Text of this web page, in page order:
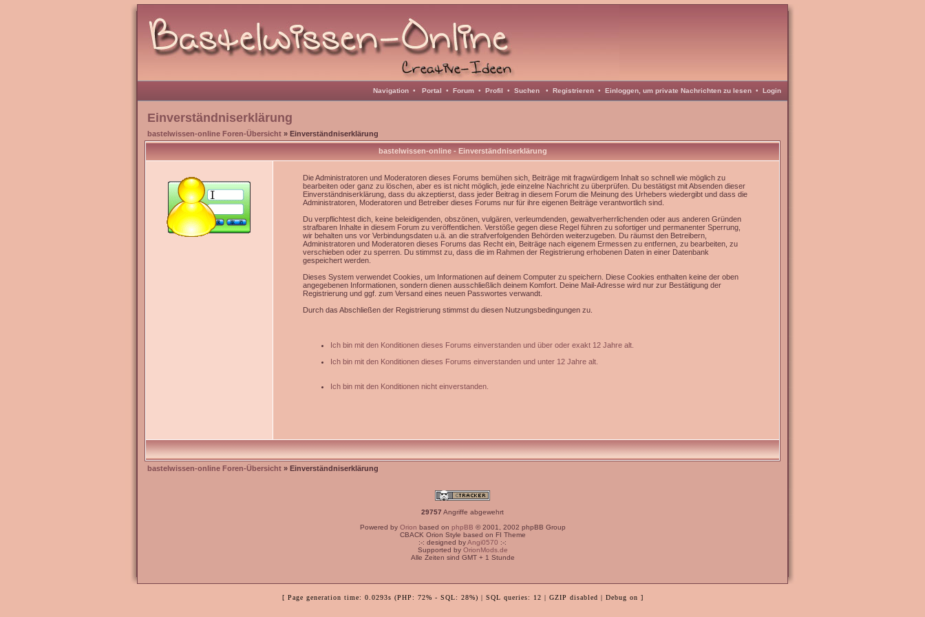
Navigation • Portal • Forum • Profil • Suchen • Registrieren • Einloggen, um private Nachrichten zu lesen • Login
Einverständniserklärung
bastelwissen-online Foren-Übersicht » Einverständniserklärung
bastelwissen-online - Einverständniserklärung
Die Administratoren und Moderatoren dieses Forums bemühen sich, Beiträge mit fragwürdigem Inhalt so schnell wie möglich zu
bearbeiten oder ganz zu löschen, aber es ist nicht möglich, jede einzelne Nachricht zu überprüfen. Du bestätigst mit Absenden dieser
Einverständniserklärung, dass du akzeptierst, dass jeder Beitrag in diesem Forum die Meinung des Urhebers wiedergibt und dass die
Administratoren, Moderatoren und Betreiber dieses Forums nur für ihre eigenen Beiträge verantwortlich sind.
Du verpflichtest dich, keine beleidigenden, obszönen, vulgären, verleumdenden, gewaltverherrlichenden oder aus anderen Gründen
strafbaren Inhalte in diesem Forum zu veröffentlichen. Verstöße gegen diese Regel führen zu sofortiger und permanenter Sperrung,
wir behalten uns vor Verbindungsdaten u.ä. an die strafverfolgenden Behörden weiterzugeben. Du räumst den Betreibern,
Administratoren und Moderatoren dieses Forums das Recht ein, Beiträge nach eigenem Ermessen zu entfernen, zu bearbeiten, zu
verschieben oder zu sperren. Du stimmst zu, dass die im Rahmen der Registrierung erhobenen Daten in einer Datenbank
gespeichert werden.
Dieses System verwendet Cookies, um Informationen auf deinem Computer zu speichern. Diese Cookies enthalten keine der oben
angegebenen Informationen, sondern dienen ausschließlich deinem Komfort. Deine Mail-Adresse wird nur zur Bestätigung der
Registrierung und ggf. zum Versand eines neuen Passwortes verwandt.
Durch das Abschließen der Registrierung stimmst du diesen Nutzungsbedingungen zu.
Ich bin mit den Konditionen dieses Forums einverstanden und über oder exakt 12 Jahre alt.
Ich bin mit den Konditionen dieses Forums einverstanden und unter 12 Jahre alt.
Ich bin mit den Konditionen nicht einverstanden.
bastelwissen-online Foren-Übersicht » Einverständniserklärung
29757 Angriffe abgewehrt
Powered by Orion based on phpBB © 2001, 2002 phpBB Group
CBACK Orion Style based on FI Theme
:-: designed byAngi0570 :-:
Supported by OrionMods.de
Alle Zeiten sind GMT + 1 Stunde
[ Page generation time: 0.0293s (PHP: 72% - SQL: 28%) | SQL queries: 12 | GZIP disabled | Debug on ]